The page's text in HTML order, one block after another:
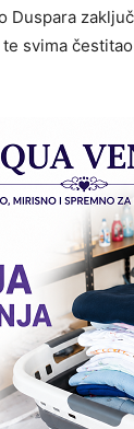
Duspara
svima